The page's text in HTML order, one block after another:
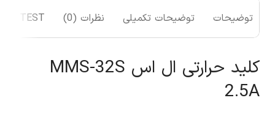
توضیحات توضیحات تکمیلی نظرات (0) TEST
کلید حرارتی ال اس MMS-32S
2.5A